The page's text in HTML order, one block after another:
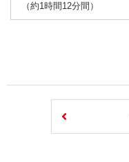
（約1時間12分間）